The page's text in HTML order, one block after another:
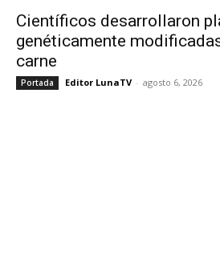
Científicos desarrollaron
genéticamente
carne
Portada Editor LunaTV - agosto 6, 2026